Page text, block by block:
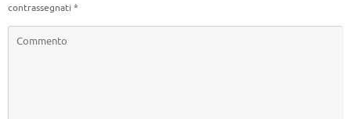
contrassegnati *